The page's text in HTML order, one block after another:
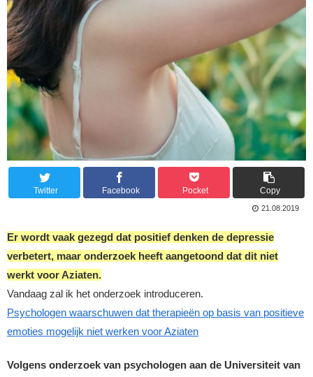
Twitter Facebook Pocket Copy
21.08.2019
Er wordt vaak gezegd dat positief denken de depressie
verbetert, maar onderzoek heeft aangetoond dat dit niet
werkt voor Aziaten.
Vandaag zal ik het onderzoek introduceren.
Psychologen waarschuwen dat therapieën op basis van positieve
emoties mogelijk niet werken voor Aziaten
Volgens onderzoek van psychologen aan de Universiteit van